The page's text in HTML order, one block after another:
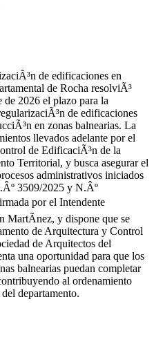
de edificaciones en
de Rocha resolviÃ³
de 2026 el plazo para la
de edificaciones
en zonas balnearias. La
llevados adelante por el
de EdificaciÃ³n de la
Territorial, y busca asegurar el
administrativos iniciados
3509/2025 y N.Âº
por el Intendente
MartÃ­nez, y dispone que se
de Arquitectura y Control
de Arquitectos del
una oportunidad para que los
balnearias puedan completar
al ordenamiento
departamento.